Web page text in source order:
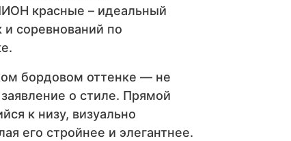
красные – идеальный
соревнований по
бордовом оттенке — не
о стиле. Прямой
к низу, визуально
его стройнее и элегантнее.